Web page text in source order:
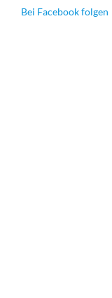
Bei Facebook folgen